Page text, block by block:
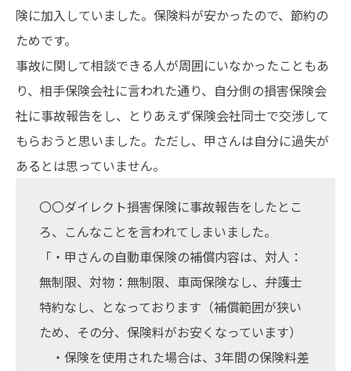
険に加入していました。保険料が安かったので、節約の
ためです。
事故に関して相談できる人が周囲にいなかったこともあ
り、相手保険会社に言われた通り、自分側の損害保険会
社に事故報告をし、とりあえず保険会社同士で交渉して
もらおうと思いました。ただし、甲さんは自分に過失が
あるとは思っていません。
〇〇ダイレクト損害保険に事故報告をしたとこ
ろ、こんなことを言われてしまいました。
「・甲さんの自動車保険の補償内容は、対人：
無制限、対物：無制限、車両保険なし、弁護士
特約なし、となっております（補償範囲が狭い
ため、その分、保険料がお安くなっています）
・保険を使用された場合は、3年間の保険料差